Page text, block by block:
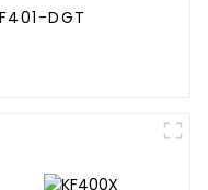
DGT